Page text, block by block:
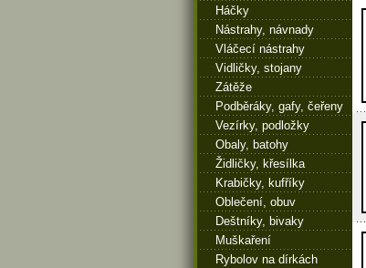
Háčky
Nástrahy, návnady
Vláčecí nástrahy
Vidličky, stojany
Zátěže
Podběráky, gafy, čeřeny
Vezírky, podložky
Obaly, batohy
Židličky, křesílka
Krabičky, kufříky
Oblečení, obuv
Deštníky, bivaky
Muškaření
Rybolov na dírkách